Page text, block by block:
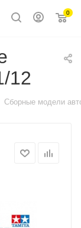
0
12
Сборные модели